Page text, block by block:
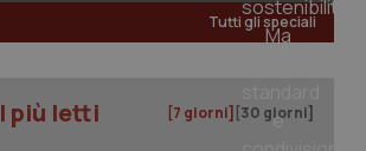
Tutti gli speciali
I più letti [7 giorni] [30 giorni]